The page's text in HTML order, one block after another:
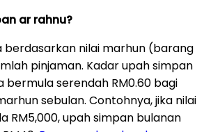
ar rahnu?
berdasarkan nilai marhun (barang
pinjaman. Kadar upah simpan
bermula serendah RM0.60 bagi
sebulan. Contohnya, jika nilai
RM5,000, upah simpan bulanan